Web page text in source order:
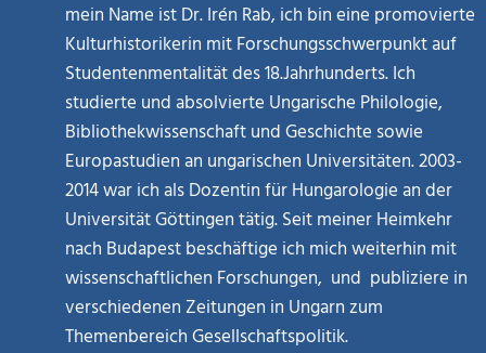
mein Name ist Dr. Irén Rab, ich bin eine promovierte
Kulturhistorikerin mit Forschungsschwerpunkt auf
Studentenmentalität des 18.Jahrhunderts. Ich
studierte und absolvierte Ungarische Philologie,
Bibliothekwissenschaft und Geschichte sowie
Europastudien an ungarischen Universitäten. 2003-
2014 war ich als Dozentin für Hungarologie an der
Universität Göttingen tätig. Seit meiner Heimkehr
nach Budapest beschäftige ich mich weiterhin mit
wissenschaftlichen Forschungen, und publiziere in
verschiedenen Zeitungen in Ungarn zum
Themenbereich Gesellschaftspolitik.